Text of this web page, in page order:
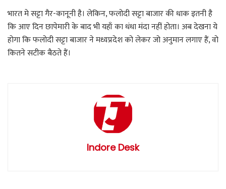
भारत मे सट्टा गैर-कानूनी है। लेकिन, फलोदी सट्टा बाजार की धाक इतनी है
कि आए दिन छापेमारी के बाद भी यहाँ का धंधा मंदा नहीं होता। अब देखना ये
होगा कि फलोदी सट्टा बाजार ने मध्यप्रदेश को लेकर जो अनुमान लगाए हैं, वो
कितने सटीक बैठते हैं।
Indore Desk